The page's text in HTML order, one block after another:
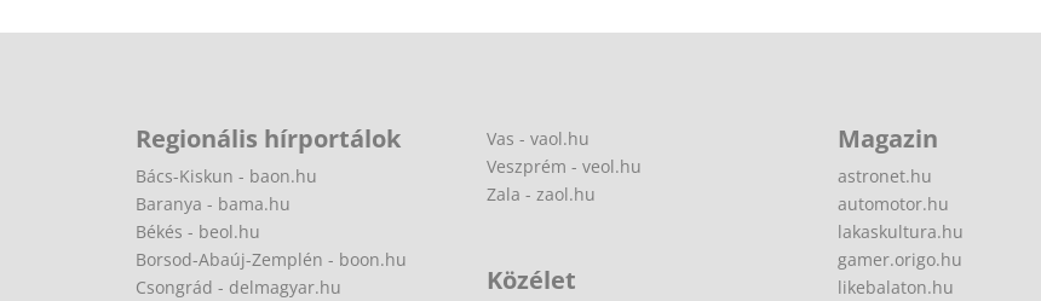
Regionális hírportálok
Bács-Kiskun - baon.hu
Baranya - bama.hu
Békés - beol.hu
Borsod-Abaúj-Zemplén - boon.hu
Csongrád - delmagyar.hu
Vas - vaol.hu
Veszprém - veol.hu
Zala - zaol.hu
Közélet
Magazin
astronet.hu
automotor.hu
lakaskultura.hu
gamer.origo.hu
likebalaton.hu